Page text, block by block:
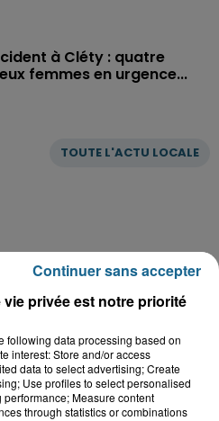
TOUTE L'ACTU LOCALE
à Cléty : quatre
femmes en urgence...
privée est notre priorité
following data processing based on
interest: Store and/or access
data to select advertising; Create
Use profiles to select personalised
Measure content
through statistics or combinations
Continuer sans accepter